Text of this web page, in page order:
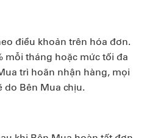
điều khoản trên hóa đơn.
mỗi tháng hoặc mức tối đa
trì hoãn nhận hàng, mọi
do Bên Mua chịu.